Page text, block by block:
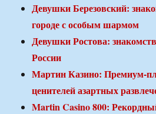
Девушки Березовский:
городе с особым шармом
Девушки Ростова:
России
Мартин Казино: Премиум-
ценителей азартных
Martin Casino 800: